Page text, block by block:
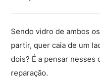
Sendo vidro de ambos
partir, quer caia de um
dois? É a pensar nesses
reparação.